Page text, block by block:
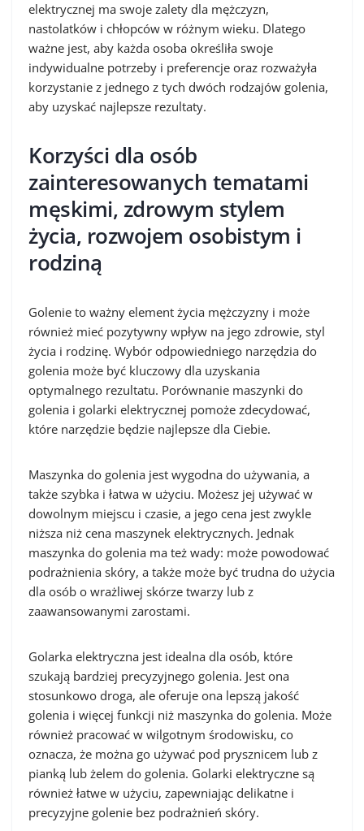
elektrycznej ma swoje zalety dla mężczyzn,
nastolatków i chłopców w różnym wieku. Dlatego
ważne jest, aby każda osoba określiła swoje
indywidualne potrzeby i preferencje oraz rozważyła
korzystanie z jednego z tych dwóch rodzajów golenia,
aby uzyskać najlepsze rezultaty.
Korzyści dla osób
zainteresowanych tematami
męskimi, zdrowym stylem
życia, rozwojem osobistym i
rodziną
Golenie to ważny element życia mężczyzny i może
również mieć pozytywny wpływ na jego zdrowie, styl
życia i rodzinę. Wybór odpowiedniego narzędzia do
golenia może być kluczowy dla uzyskania
optymalnego rezultatu. Porównanie maszynki do
golenia i golarki elektrycznej pomoże zdecydować,
które narzędzie będzie najlepsze dla Ciebie.
Maszynka do golenia jest wygodna do używania, a
także szybka i łatwa w użyciu. Możesz jej używać w
dowolnym miejscu i czasie, a jego cena jest zwykle
niższa niż cena maszynek elektrycznych. Jednak
maszynka do golenia ma też wady: może powodować
podrażnienia skóry, a także może być trudna do użycia
dla osób o wrażliwej skórze twarzy lub z
zaawansowanymi zarostami.
Golarka elektryczna jest idealna dla osób, które
szukają bardziej precyzyjnego golenia. Jest ona
stosunkowo droga, ale oferuje ona lepszą jakość
golenia i więcej funkcji niż maszynka do golenia. Może
również pracować w wilgotnym środowisku, co
oznacza, że ​​można go używać pod prysznicem lub z
pianką lub żelem do golenia. Golarki elektryczne są
również łatwe w użyciu, zapewniając delikatne i
precyzyjne golenie bez podrażnień skóry.